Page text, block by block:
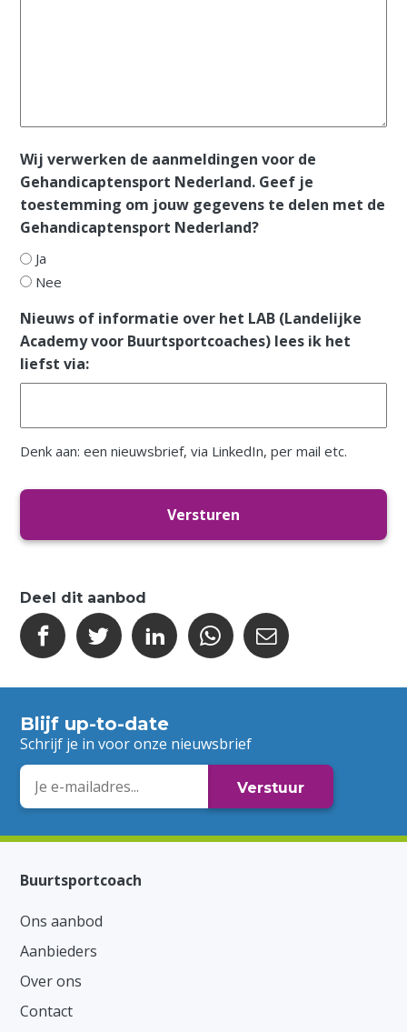
Wij verwerken de aanmeldingen voor de
Gehandicaptensport Nederland. Geef je
toestemming om jouw gegevens te delen met de
Gehandicaptensport Nederland?
Ja
Nee
Nieuws of informatie over het LAB (Landelijke
Academy voor Buurtsportcoaches) lees ik het
liefst via:
Denk aan: een nieuwsbrief, via LinkedIn, per mail etc.
Deel dit aanbod
Blijf up-to-date
Schrijf je in voor onze nieuwsbrief
E-
mailadres
Buurtsportcoach
Ons aanbod
Aanbieders
Over ons
Contact